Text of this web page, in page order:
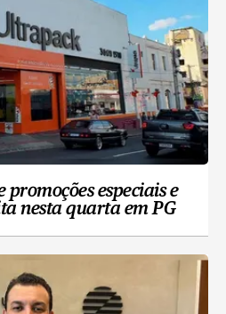
especiais e
nesta quarta em PG